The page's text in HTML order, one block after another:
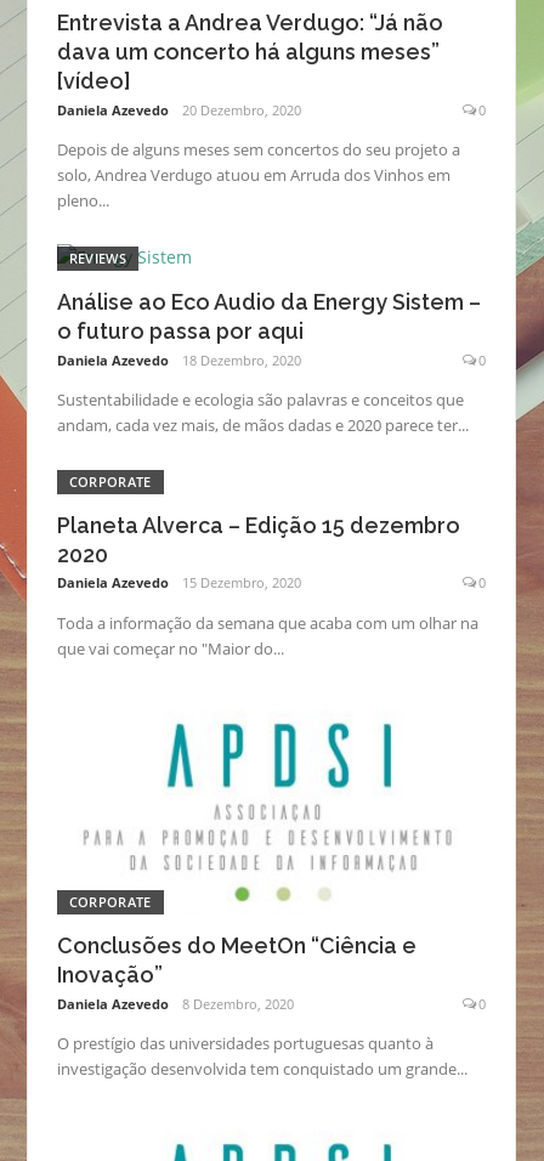
Entrevista a Andrea Verdugo: “Já não
dava um concerto há alguns meses”
[vídeo]
Daniela Azevedo 20 Dezembro, 2020 0
Depois de alguns meses sem concertos do seu projeto a
solo, Andrea Verdugo atuou em Arruda dos Vinhos em
pleno...
REVIEWS
Análise ao Eco Audio da Energy Sistem –
o futuro passa por aqui
Daniela Azevedo 18 Dezembro, 2020 0
Sustentabilidade e ecologia são palavras e conceitos que
andam, cada vez mais, de mãos dadas e 2020 parece ter...
CORPORATE
Planeta Alverca – Edição 15 dezembro
2020
Daniela Azevedo 15 Dezembro, 2020 0
Toda a informação da semana que acaba com um olhar na
que vai começar no "Maior do...
CORPORATE
Conclusões do MeetOn “Ciência e
Inovação”
Daniela Azevedo 8 Dezembro, 2020 0
O prestígio das universidades portuguesas quanto à
investigação desenvolvida tem conquistado um grande...